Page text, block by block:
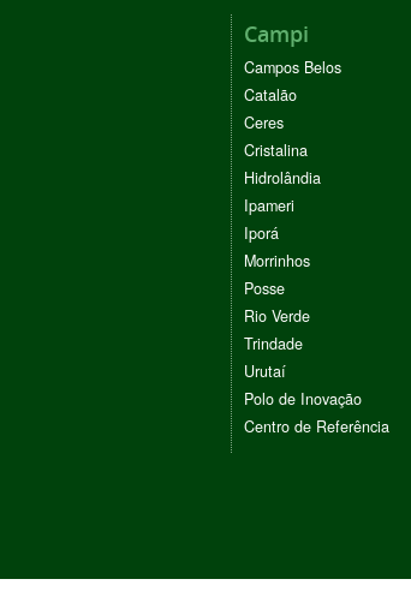
Campi
Campos Belos
Catalão
Ceres
Cristalina
Hidrolândia
Ipameri
Iporá
Morrinhos
Posse
Rio Verde
Trindade
Urutaí
Polo de Inovação
Centro de Referência